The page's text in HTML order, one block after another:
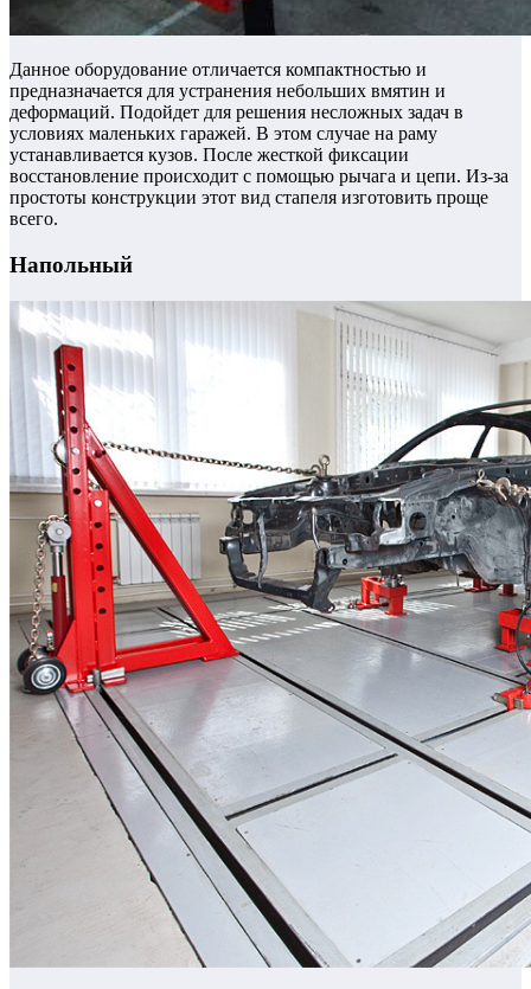
Данное оборудование отличается компактностью и
предназначается для устранения небольших вмятин и
деформаций. Подойдет для решения несложных задач в
условиях маленьких гаражей. В этом случае на раму
устанавливается кузов. После жесткой фиксации
восстановление происходит с помощью рычага и цепи. Из-за
простоты конструкции этот вид стапеля изготовить проще
всего.
Напольный